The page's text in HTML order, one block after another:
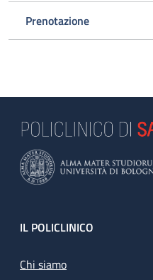
Prenotazione
Footer
IL POLICLINICO
Chi siamo